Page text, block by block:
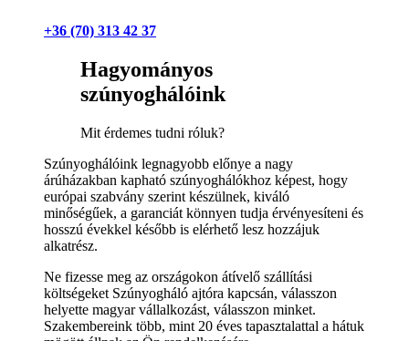
+36 (70) 313 42 37
Hagyományos
szúnyoghálóink
Mit érdemes tudni róluk?
Szúnyoghálóink legnagyobb előnye a nagy
árúházakban kapható szúnyoghálókhoz képest, hogy
európai szabvány szerint készülnek, kiváló
minőségűek, a garanciát könnyen tudja érvényesíteni és
hosszú évekkel később is elérhető lesz hozzájuk
alkatrész.
Ne fizesse meg az országokon átívelő szállítási
költségeket Szúnyogháló ajtóra kapcsán, válasszon
helyette magyar vállalkozást, válasszon minket.
Szakembereink több, mint 20 éves tapasztalattal a hátuk